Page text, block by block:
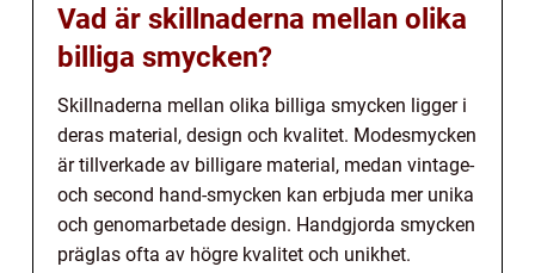
Vad är skillnaderna mellan olika
billiga smycken?
Skillnaderna mellan olika billiga smycken ligger i
deras material, design och kvalitet. Modesmycken
är tillverkade av billigare material, medan vintage-
och second hand-smycken kan erbjuda mer unika
och genomarbetade design. Handgjorda smycken
präglas ofta av högre kvalitet och unikhet.